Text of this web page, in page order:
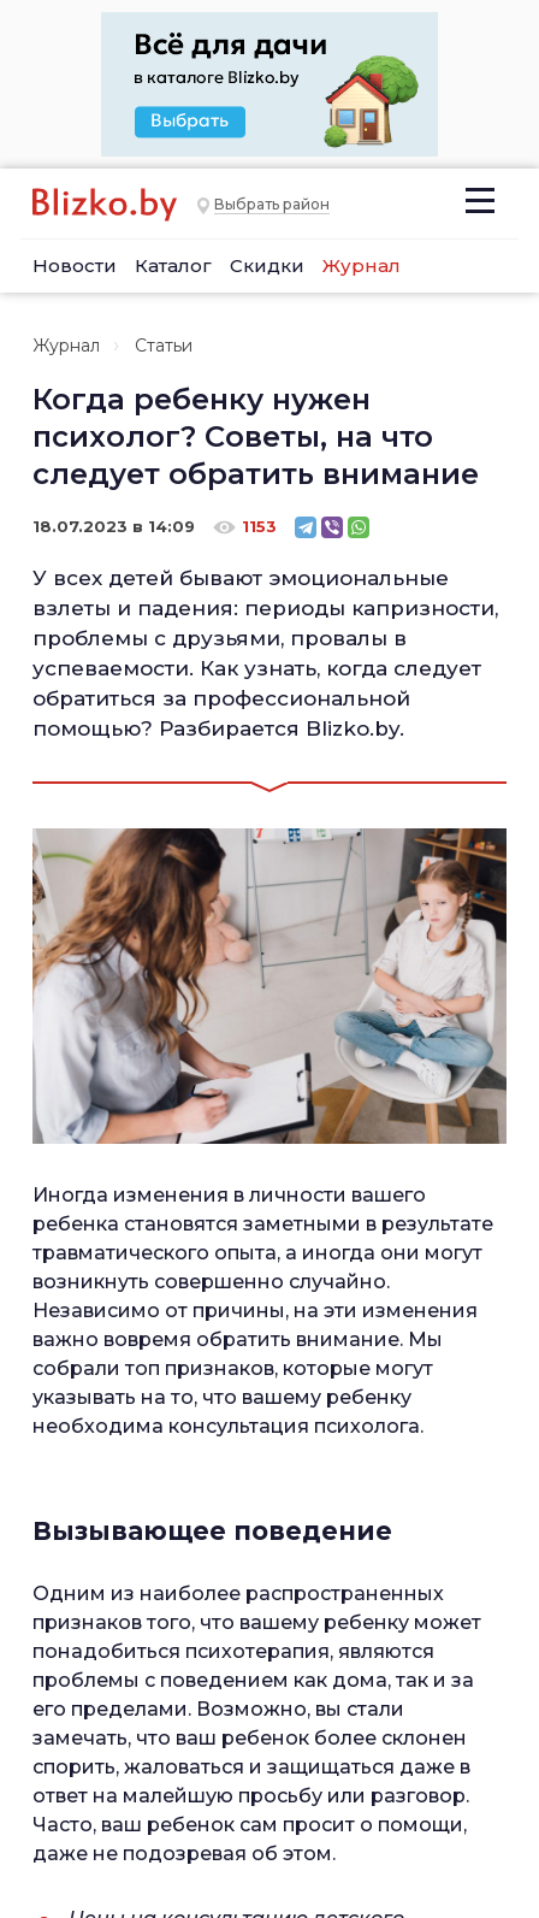
Выбрать район
Новости Каталог Скидки Журнал
Журнал Статьи
Когда ребенку нужен
психолог? Советы, на что
следует обратить внимание
18.07.2023 в 14:09 1153
У всех детей бывают эмоциональные
взлеты и падения: периоды капризности,
проблемы с друзьями, провалы в
успеваемости. Как узнать, когда следует
обратиться за профессиональной
помощью? Разбирается Blizko.by.
Иногда изменения в личности вашего
ребенка становятся заметными в результате
травматического опыта, а иногда они могут
возникнуть совершенно случайно.
Независимо от причины, на эти изменения
важно вовремя обратить внимание. Мы
собрали топ признаков, которые могут
указывать на то, что вашему ребенку
необходима консультация психолога.
Вызывающее поведение
Одним из наиболее распространенных
признаков того, что вашему ребенку может
понадобиться психотерапия, являются
проблемы с поведением как дома, так и за
его пределами. Возможно, вы стали
замечать, что ваш ребенок более склонен
спорить, жаловаться и защищаться даже в
ответ на малейшую просьбу или разговор.
Часто, ваш ребенок сам просит о помощи,
даже не подозревая об этом.